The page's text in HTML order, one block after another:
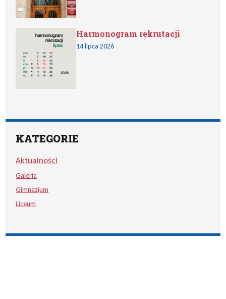
Harmonogram rekrutacji
14 lipca 2026
KATEGORIE
Aktualności
Galeria
Gimnazjum
Liceum